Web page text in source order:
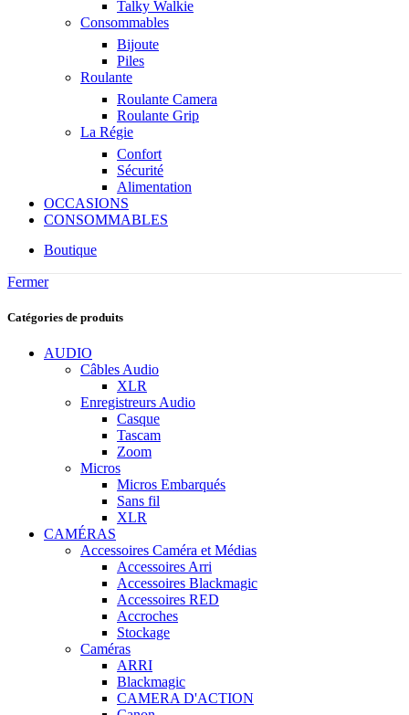
Talky Walkie
Consommables
Bijoute
Piles
Roulante
Roulante Camera
Roulante Grip
La Régie
Confort
Sécurité
Alimentation
OCCASIONS
CONSOMMABLES
Boutique
Fermer
Catégories de produits
AUDIO
Câbles Audio
XLR
Enregistreurs Audio
Casque
Tascam
Zoom
Micros
Micros Embarqués
Sans fil
XLR
CAMÉRAS
Accessoires Caméra et Médias
Accessoires Arri
Accessoires Blackmagic
Accessoires RED
Accroches
Stockage
Caméras
ARRI
Blackmagic
CAMERA D'ACTION